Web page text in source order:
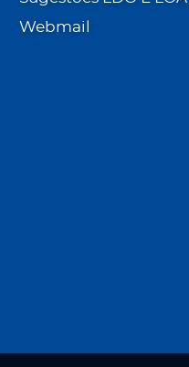
Webmail